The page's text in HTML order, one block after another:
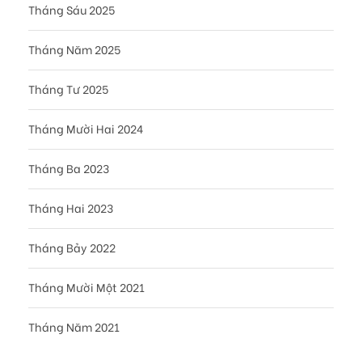
Tháng Sáu 2025
Tháng Năm 2025
Tháng Tư 2025
Tháng Mười Hai 2024
Tháng Ba 2023
Tháng Hai 2023
Tháng Bảy 2022
Tháng Mười Một 2021
Tháng Năm 2021